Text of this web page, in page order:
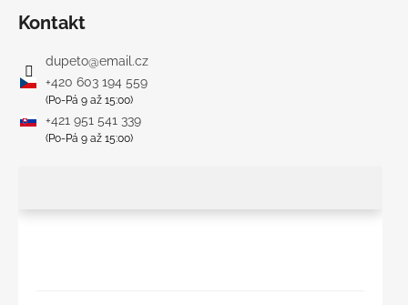
Kontakt
dupeto@email.cz
+420 603 194 559
(Po-Pá 9 až 15:00)
+421 951 541 339
(Po-Pá 9 až 15:00)